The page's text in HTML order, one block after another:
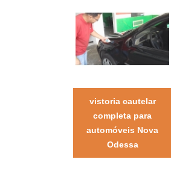
vistoria cautelar
completa para
automóveis Nova
Odessa